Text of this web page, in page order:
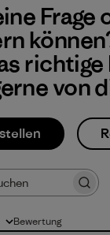
Frage
von
Bewertungen suchen
Bewertung
Alle Bewertungen